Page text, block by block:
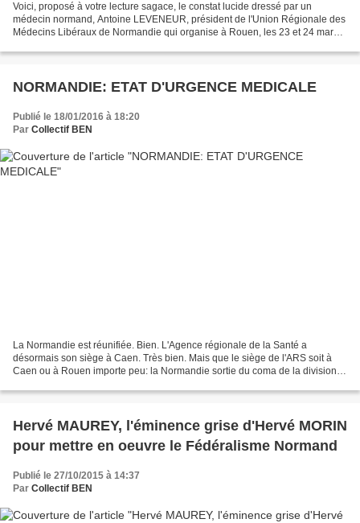
Voici, proposé à votre lecture sagace, le constat lucide dressé par un
médecin normand, Antoine LEVENEUR, président de l'Union Régionale des
Médecins Libéraux de Normandie qui organise à Rouen, les 23 et 24 mars
NORMANDIE: ETAT D'URGENCE MEDICALE
Publié le 18/01/2016 à 18:20
Par Collectif BEN
La Normandie est réunifiée. Bien. L'Agence régionale de la Santé a
désormais son siège à Caen. Très bien. Mais que le siège de l'ARS soit à
Caen ou à Rouen importe peu: la Normandie sortie du coma de la division
Hervé MAUREY, l'éminence grise d'Hervé MORIN
pour mettre en oeuvre le Fédéralisme Normand
Publié le 27/10/2015 à 14:37
Par Collectif BEN